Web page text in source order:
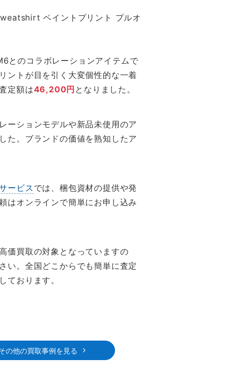
ペイントプリント プルオ
とのコラボレーションアイテムで
ントが目を引く大変個性的な一着
定額は46,200円 となりました。
ーションモデルや新品未使用のア
た。ブランドの価値を熟知したア
ービス では、梱包資材の提供や発
はオンラインで簡単にお申し込み
価買取の対象となっていますの
い。全国どこからでも簡単に査定
ております。
の他の買取事例を見る